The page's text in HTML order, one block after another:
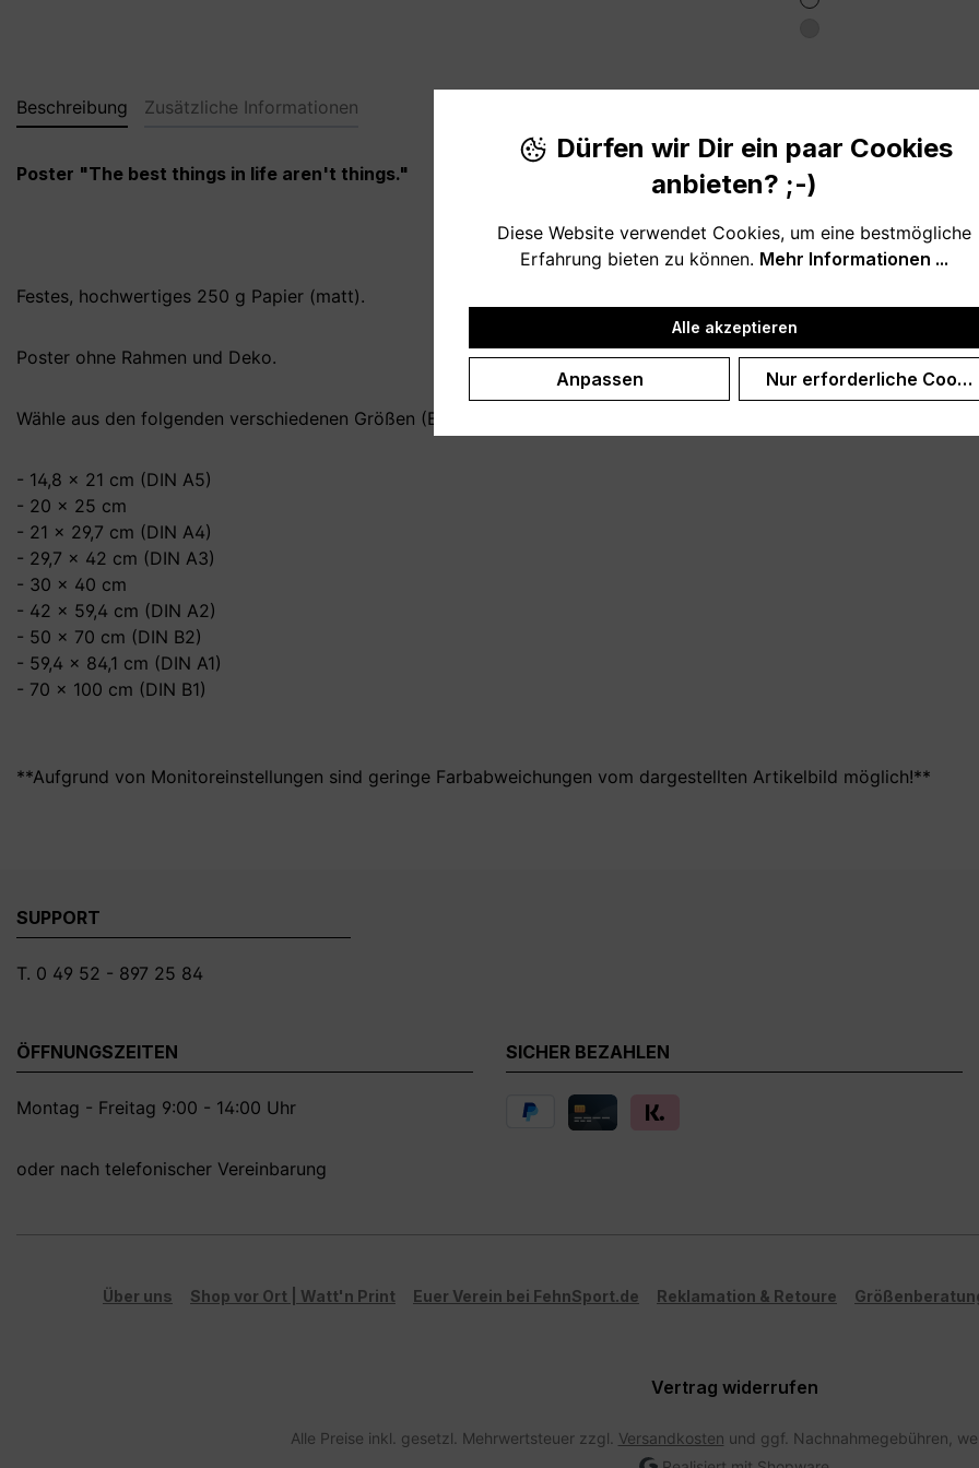
Beschreibung Zusätzliche Informationen
Poster "The best things in life aren't things."
Festes, hochwertiges 250 g Papier (matt).
Poster ohne Rahmen und Deko.
Wähle aus den folgenden verschiedenen Größen (B x H):
- 14,8 x 21 cm (DIN A5)
- 20 x 25 cm
- 21 x 29,7 cm (DIN A4)
- 29,7 x 42 cm (DIN A3)
- 30 x 40 cm
- 42 x 59,4 cm (DIN A2)
- 50 x 70 cm (DIN B2)
- 59,4 x 84,1 cm (DIN A1)
- 70 x 100 cm (DIN B1)
**Aufgrund von Monitoreinstellungen sind geringe Farbabweichungen vom dargestellten Artikelbild möglich!**
SUPPORT
T. 0 49 52 - 897 25 84
ÖFFNUNGSZEITEN
Montag - Freitag 9:00 - 14:00 Uhr
oder nach telefonischer Vereinbarung
SICHER BEZAHLEN
Über uns Shop vor Ort | Watt'n Print Euer Verein bei FehnSport.de Reklamation & Retoure
Vertrag widerrufen
Alle Preise inkl. gesetzl. Mehrwertsteuer zzgl. Versandkosten und ggf. Nachnahmegebühren,
Dürfen wir Dir ein paar Cookies
anbieten? ;-)
Diese Website verwendet Cookies, um eine bestmögliche
Erfahrung bieten zu können. Mehr Informationen ...
Alle akzeptieren
Anpassen Nur erforderliche